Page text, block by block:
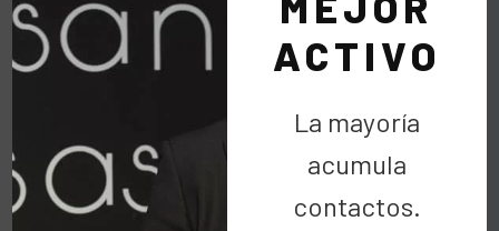
ACTIVO
La mayoría
acumula
contactos.